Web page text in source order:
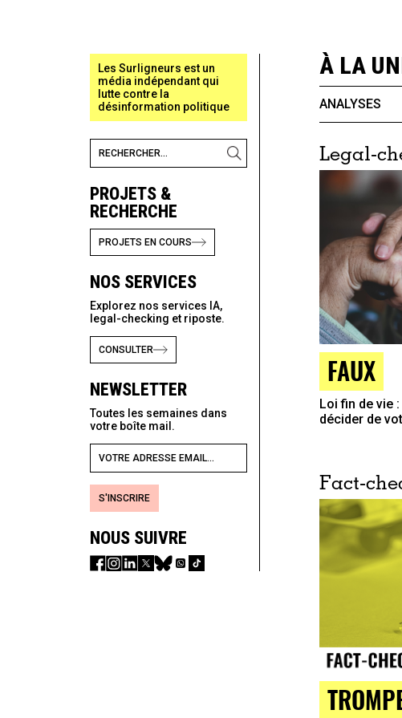
Les Surligneurs est un
média indépendant qui
lutte contre la
désinformation politique
PROJETS &
RECHERCHE
PROJETS EN COURS
NOS SERVICES
Explorez nos services IA,
legal-checking et riposte.
CONSULTER
NEWSLETTER
Toutes les semaines dans
votre boîte mail.
S'INSCRIRE
NOUS SUIVRE
À LA
ANALYSES
Legal-
FAUX
Loi fin de vie
décider de
Fact-